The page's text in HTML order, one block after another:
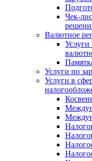
Чек-
Валютное
Услуги
Услуги по
Услуги в